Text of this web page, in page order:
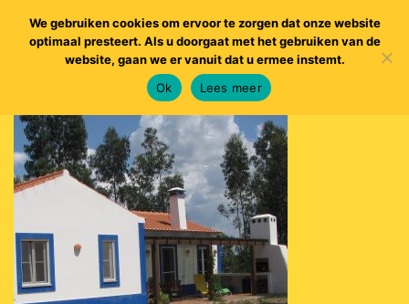
We gebruiken cookies om ervoor te zorgen dat onze website
optimaal presteert. Als u doorgaat met het gebruiken van de
website, gaan we er vanuit dat u ermee instemt.
Ok
Lees meer